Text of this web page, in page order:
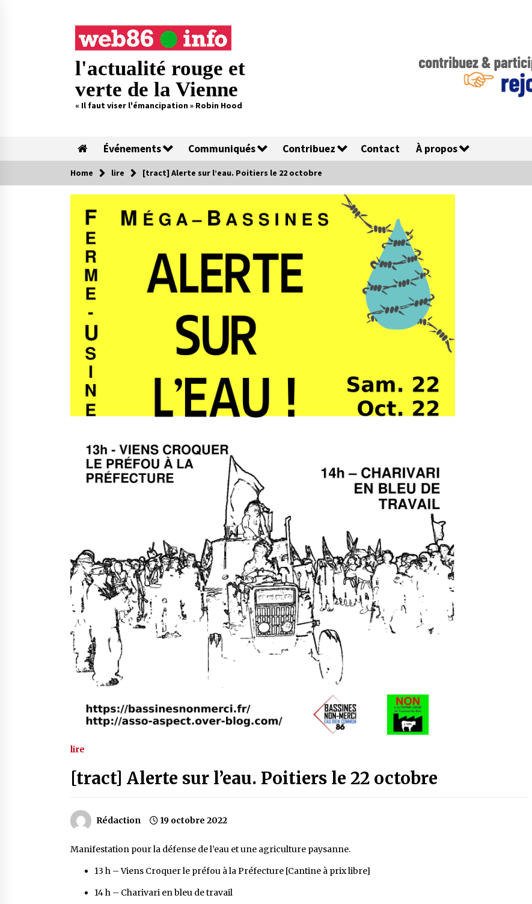
l'actualité rouge et
verte de la Vienne
« Il faut viser l'émancipation » Robin Hood
Événements Communiqués Contribuez Contact À propos
Home lire [tract] Alerte sur l’eau. Poitiers le 22 octobre
lire
[tract] Alerte sur l’eau. Poitiers le 22 octobre
Rédaction 19 octobre 2022
Manifestation pour la défense de l’eau et une agriculture paysanne.
13 h – Viens Croquer le préfou à la Préfecture [Cantine à prix libre]
14 h – Charivari en bleu de travail